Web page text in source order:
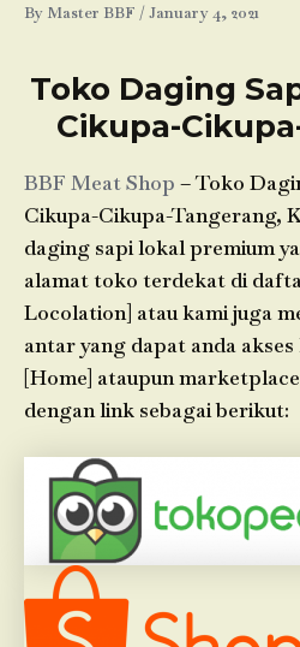
By Master BBF /January 4, 2021
Toko Daging
Cikupa-
BBF Meat Shop – Toko
Cikupa-Cikupa-Tangerang,
daging sapi lokal premium
alamat toko terdekat di
Locolation] atau kami juga
antar yang dapat anda
[Home] ataupun
dengan link sebagai berikut: